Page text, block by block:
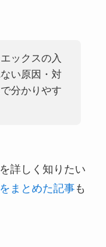
ックスの入
い原因・対
分かりやす
詳しく知りたい
まとめた記事も